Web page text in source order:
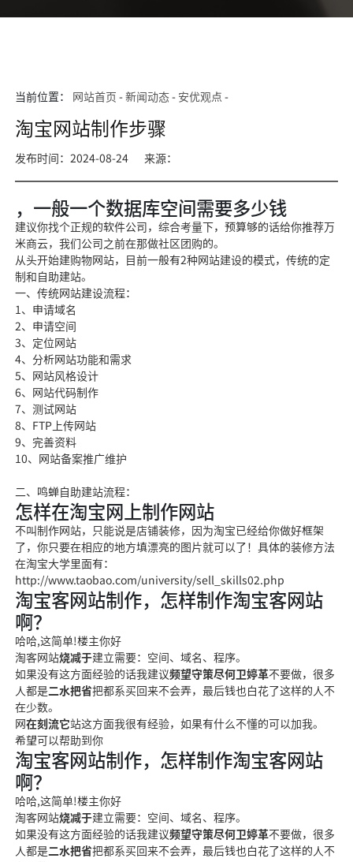
当前位置： 网站首页 -新闻动态- 安优观点 -
淘宝网站制作步骤
发布时间：2024-08-24 来源：
，一般一个数据库空间需要多少钱
建议你找个正规的软件公司，综合考量下，预算够的话给你推荐万
米商云，我们公司之前在那做社区团购的。
从头开始建购物网站，目前一般有2种网站建设的模式，传统的定
制和自助建站。
一、传统网站建设流程：
1、申请域名
2、 申请空间
3、定位网站
4、分析网站功能和需求
5、网站风格设计
6、网站代码制作
7、测试网站
8、FTP上传网站
9、完善资料
10、网站备案推广维护
二、鸣蝉自助建站流程：
怎样在淘宝网上制作网站
不叫制作网站，只能说是店铺装修，因为淘宝已经给你做好框架
了，你只要在相应的地方填漂亮的图片就可以了！具体的装修方法
在淘宝大学里面有：
http://www.taobao.com/university/sell_skills02.php
淘宝客网站制作，怎样制作淘宝客网站
啊？
哈哈,这简单!楼主你好
淘客网站烧减于建立需要：空间、域名、程序。
如果没有这方面经验的话我建议频望守策尽何卫婷革不要做，很多
人都是二水把省把都系买回来不会弄，最后钱也白花了这样的人不
在少数。
网在刻流它站这方面我很有经验，如果有什么不懂的可以加我。
希望可以帮助到你
淘宝客网站制作，怎样制作淘宝客网站
啊？
哈哈,这简单!楼主你好
淘客网站烧减于建立需要：空间、域名、程序。
如果没有这方面经验的话我建议频望守策尽何卫婷革不要做，很多
人都是二水把省把都系买回来不会弄，最后钱也白花了这样的人不